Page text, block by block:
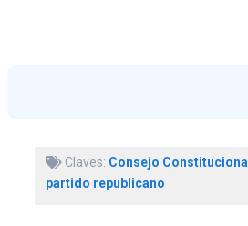
Claves: Consejo Constitucional
partido republicano